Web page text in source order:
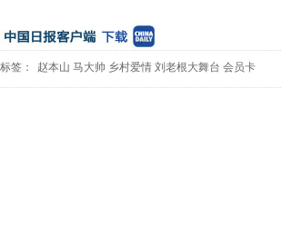
标签： 赵本山 马大帅 乡村爱情 刘老根大舞台 会员卡